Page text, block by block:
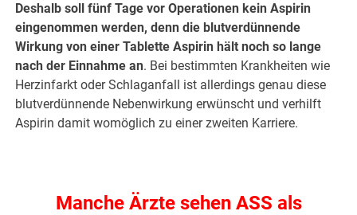
Deshalb soll fünf Tage vor Operationen kein Aspirin
eingenommen werden, denn die blutverdünnende
Wirkung von einer Tablette Aspirin hält noch so lange
nach der Einnahme an. Bei bestimmten Krankheiten wie
Herzinfarkt oder Schlaganfall ist allerdings genau diese
blutverdünnende Nebenwirkung erwünscht und verhilft
Aspirin damit womöglich zu einer zweiten Karriere.
Manche Ärzte sehen ASS als